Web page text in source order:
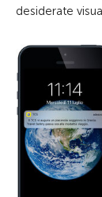
desiderate